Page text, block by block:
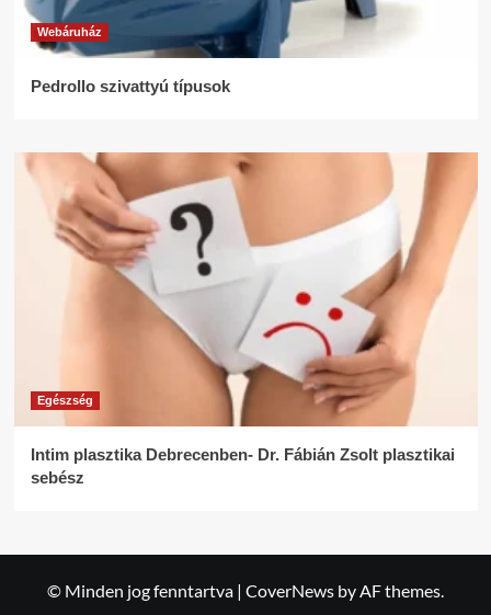
Webáruház
Pedrollo szivattyú típusok
Egészség
Intim plasztika Debrecenben- Dr. Fábián Zsolt plasztikai
sebész
© Minden jog fenntartva | CoverNews by AF themes.